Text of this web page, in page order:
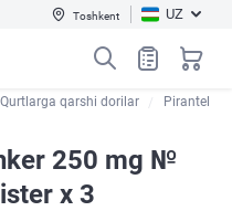
Toshkent UZ
Qurtlarga qarshi dorilar Pirantel
250 mg №
х 3